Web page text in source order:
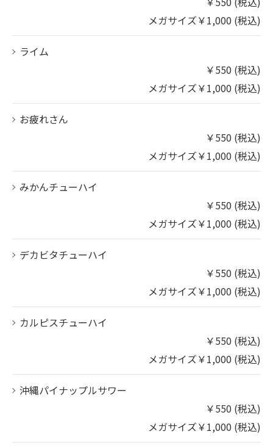
メガサイズ￥1,000 (税込)
ライム
￥550 (税込)
メガサイズ￥1,000 (税込)
お疲れさん
￥550 (税込)
メガサイズ￥1,000 (税込)
みかんチューハイ
￥550 (税込)
メガサイズ￥1,000 (税込)
デカビタチューハイ
￥550 (税込)
メガサイズ￥1,000 (税込)
カルピスチューハイ
￥550 (税込)
メガサイズ￥1,000 (税込)
沖縄パイナップルサワー
￥550 (税込)
メガサイズ￥1,000 (税込)